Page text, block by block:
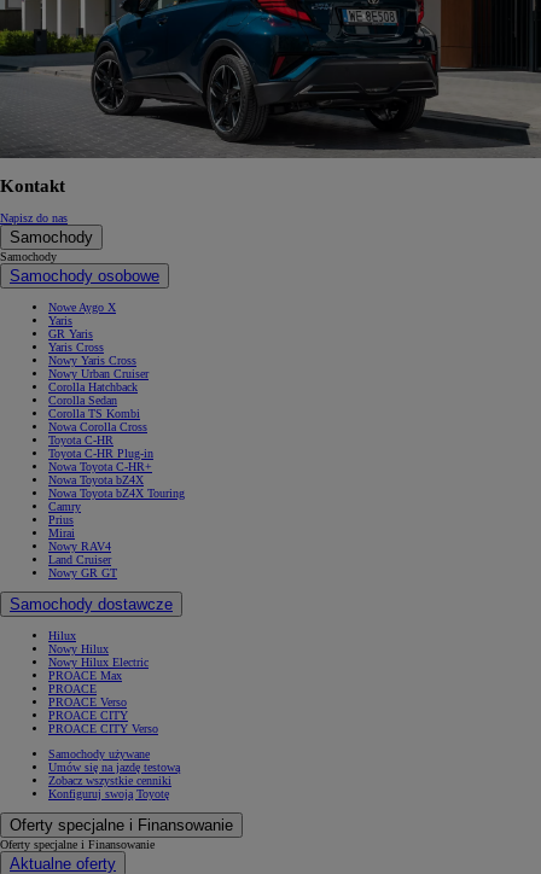
Kontakt
Napisz do nas
Samochody
Samochody
Samochody osobowe
Nowe Aygo X
Yaris
GR Yaris
Yaris Cross
Nowy Yaris Cross
Nowy Urban Cruiser
Corolla Hatchback
Corolla Sedan
Corolla TS Kombi
Nowa Corolla Cross
Toyota C-HR
Toyota C-HR Plug-in
Nowa Toyota C-HR+
Nowa Toyota bZ4X
Nowa Toyota bZ4X Touring
Camry
Prius
Mirai
Nowy RAV4
Land Cruiser
Nowy GR GT
Samochody dostawcze
Hilux
Nowy Hilux
Nowy Hilux Electric
PROACE Max
PROACE
PROACE Verso
PROACE CITY
PROACE CITY Verso
Samochody używane
Umów się na jazdę testową
Zobacz wszystkie cenniki
Konfiguruj swoją Toyotę
Oferty specjalne i Finansowanie
Oferty specjalne i Finansowanie
Aktualne oferty